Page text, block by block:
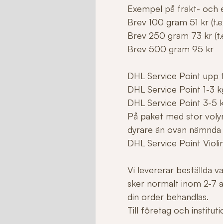
Exempel på frakt- och
Brev 100 gram 51 kr
Brev 250 gram 73 kr
Brev 500 gram 95 kr
DHL Service Point upp
DHL Service Point 1-3
DHL Service Point 3-5
På paket med stor
dyrare än ovan
DHL Service Point
Vi levererar beställda
sker normalt inom 2-7
din order behandlas.
Till företag och